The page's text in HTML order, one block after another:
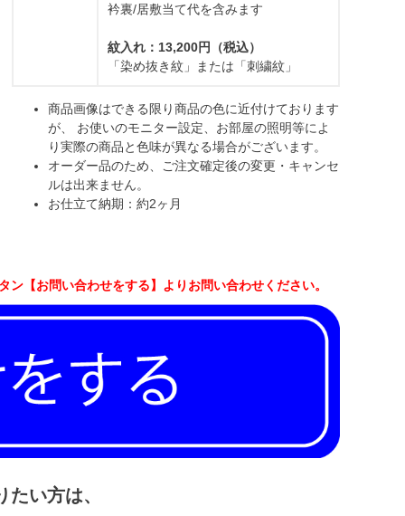
衿裏/居敷当て代を含みます
紋入れ：13,200円（税込）
「染め抜き紋」または「刺繍紋」
商品画像はできる限り商品の色に近付けております
が、 お使いのモニター設定、お部屋の照明等によ
り実際の商品と色味が異なる場合がございます。
オーダー品のため、ご注文確定後の変更・キャンセ
ルは出来ません。
お仕立て納期：約2ヶ月
【お問い合わせをする】よりお問い合わせください。
い方は、